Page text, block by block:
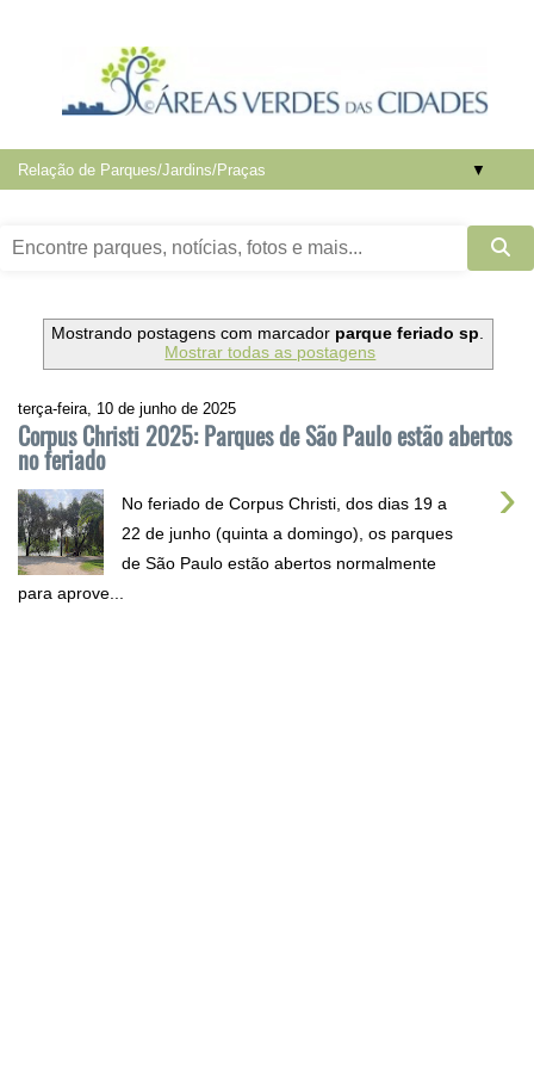
▼
Mostrando postagens com marcador parque feriado sp.
Mostrar todas as postagens
terça-feira, 10 de junho de 2025
Corpus Christi 2025: Parques de São Paulo estão abertos
no feriado
›
No feriado de Corpus Christi, dos dias 19 a
22 de junho (quinta a domingo), os parques
de São Paulo estão abertos normalmente
para aprove...